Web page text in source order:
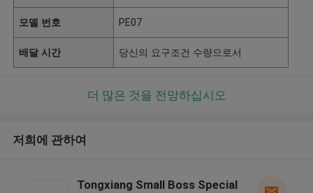
모델 번호 PE07
배달 시간 당신의 요구조건 수량으로서
더 많은 것을 전망하십시오
저희에 관하여
Tongxiang Small Boss Special